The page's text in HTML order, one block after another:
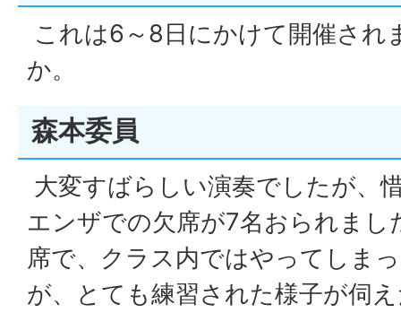
これは6～8日にかけて開催され
か。
森本委員
大変すばらしい演奏でしたが、
エンザでの欠席が7名おられまし
席で、クラス内ではやってしま
が、とても練習された様子が伺